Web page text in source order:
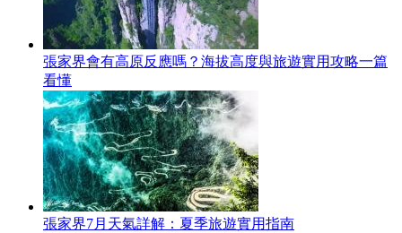
張家界會有高原反應嗎？海拔高度與旅遊實用攻略一篇
看懂
張家界7月天氣詳解：夏季旅遊實用指南